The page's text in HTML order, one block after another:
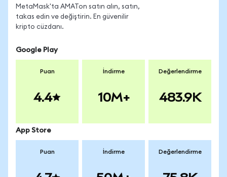
MetaMask'ta AMATon satın alın, satın,
takas edin ve değiştirin. En güvenilir
kripto cüzdanı.
Google Play
Puan
4.4
İndirme
10M+
Değerlendirme
483.9K
App Store
Puan İndirme Değerlendirme